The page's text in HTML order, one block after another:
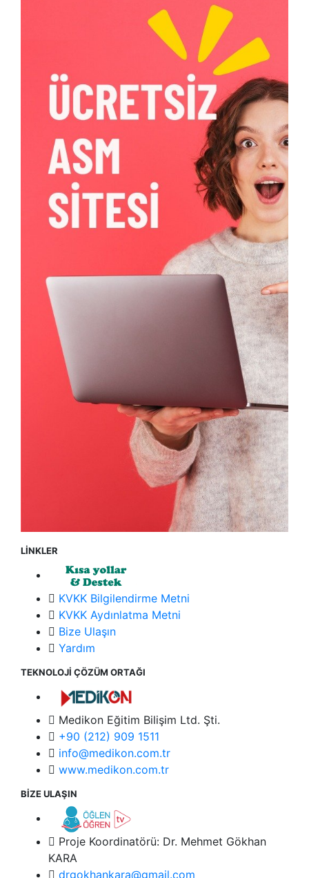
LİNKLER
KVKK Bilgilendirme Metni
KVKK Aydınlatma Metni
Bize Ulaşın
Yardım
TEKNOLOJİ ÇÖZÜM ORTAĞI
Medikon Eğitim Bilişim Ltd. Şti.
+90 (212) 909 1511
info@medikon.com.tr
www.medikon.com.tr
BİZE ULAŞIN
Proje Koordinatörü: Dr. Mehmet Gökhan
KARA
drgokhankara@gmail.com